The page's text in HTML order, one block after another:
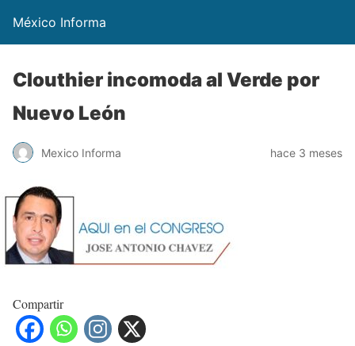
México Informa
Clouthier incomoda al Verde por
Nuevo León
Mexico Informa hace 3 meses
Compartir